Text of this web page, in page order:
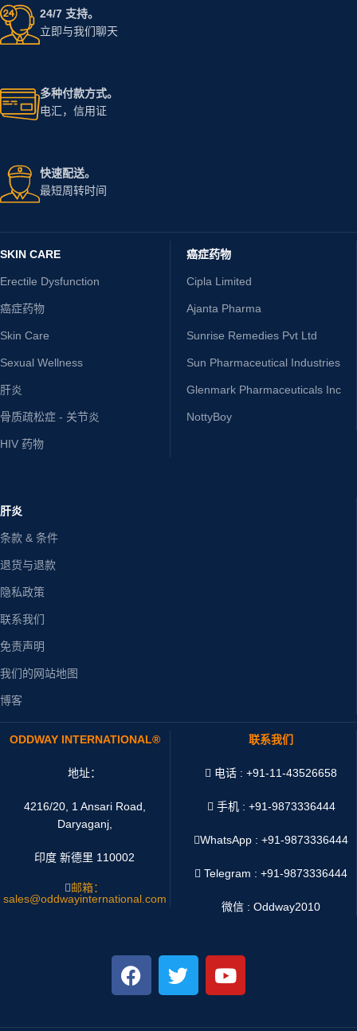
24/7 支持。
立即与我们聊天
多种付款方式。
电汇，信用证
快速配送。
最短周转时间
SKIN CARE
Erectile Dysfunction
癌症药物
Skin Care
Sexual Wellness
肝炎
骨质疏松症 - 关节炎
HIV 药物
癌症药物
Cipla Limited
Ajanta Pharma
Sunrise Remedies Pvt Ltd
Sun Pharmaceutical Industries
Glenmark Pharmaceuticals Inc
NottyBoy
肝炎
条款 & 条件
退货与退款
隐私政策
联系我们
免责声明
我们的网站地图
博客
ODDWAY INTERNATIONAL®
地址：
4216/20, 1 Ansari Road,
Daryaganj,
印度 新德里 110002
邮箱：
sales@oddwayinternational.com
联系我们
电话 : +91-11-43526658
手机 : +91-9873336444
WhatsApp :+91-9873336444
Telegram : +91-9873336444
微信 : Oddway2010